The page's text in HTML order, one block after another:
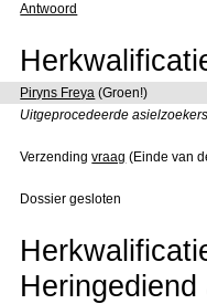
Antwoord
Piryns Freya (Groen!)
Uitgeprocedeerde
Verzendingvraag (Einde van
Dossier gesloten